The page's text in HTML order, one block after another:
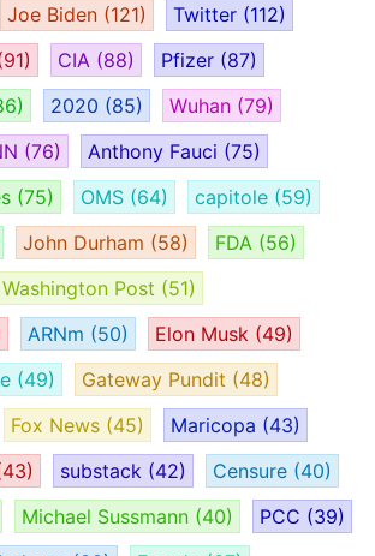
Joe Biden (121) Twitter (112)
CIA (88) Pfizer (87)
2020 (85) Wuhan (79)
(76) Anthony Fauci (75)
(75) OMS (64) capitole (59)
John Durham (58) FDA (56)
Washington Post (51)
ARNm (50) Elon Musk (49)
(49) Gateway Pundit (48)
Fox News (45) Maricopa (43)
substack (42) Censure (40)
Michael Sussmann (40) PCC (39)